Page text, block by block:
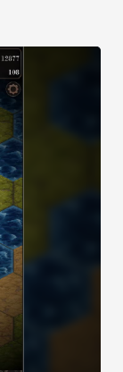
要があるのだ。
復讐を行う」や
ありません。
」という類いの
してくれる冒険